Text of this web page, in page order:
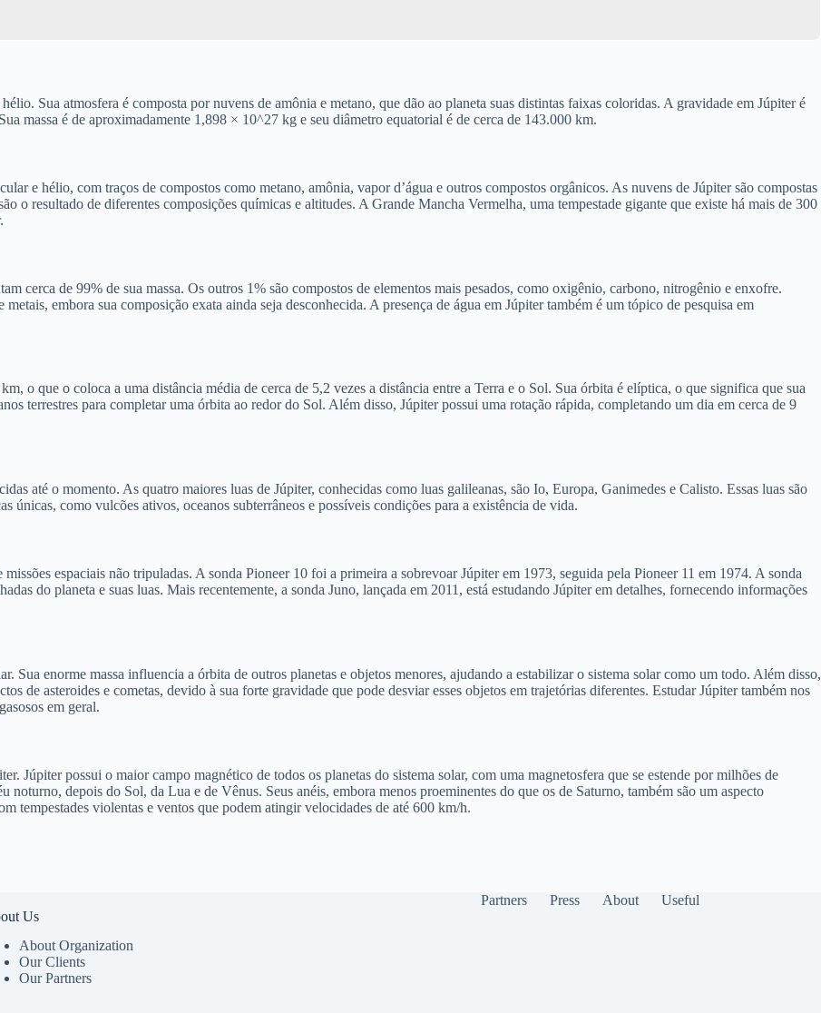
Sua atmosfera é composta por nuvens de amônia e metano, que dão ao planeta suas distintas faixas coloridas. A gravidade em Júpiter é
massa é de aproximadamente 1,898 × 10^27 kg e seu diâmetro equatorial é de cerca de 143.000 km.
e hélio, com traços de compostos como metano, amônia, vapor d’água e outros compostos orgânicos. As nuvens de Júpiter são compostas
o resultado de diferentes composições químicas e altitudes. A Grande Mancha Vermelha, uma tempestade gigante que existe há mais de 300
cerca de 99% de sua massa. Os outros 1% são compostos de elementos mais pesados, como oxigênio, carbono, nitrogênio e enxofre.
embora sua composição exata ainda seja desconhecida. A presença de água em Júpiter também é um tópico de pesquisa em
o que o coloca a uma distância média de cerca de 5,2 vezes a distância entre a Terra e o Sol. Sua órbita é elíptica, o que significa que sua
terrestres para completar uma órbita ao redor do Sol. Além disso, Júpiter possui uma rotação rápida, completando um dia em cerca de 9
até o momento. As quatro maiores luas de Júpiter, conhecidas como luas galileanas, são Io, Europa, Ganimedes e Calisto. Essas luas são
únicas, como vulcões ativos, oceanos subterrâneos e possíveis condições para a existência de vida.
espaciais não tripuladas. A sonda Pioneer 10 foi a primeira a sobrevoar Júpiter em 1973, seguida pela Pioneer 11 em 1974. A sonda
do planeta e suas luas. Mais recentemente, a sonda Juno, lançada em 2011, está estudando Júpiter em detalhes, fornecendo informações
Sua enorme massa influencia a órbita de outros planetas e objetos menores, ajudando a estabilizar o sistema solar como um todo. Além disso,
de asteroides e cometas, devido à sua forte gravidade que pode desviar esses objetos em trajetórias diferentes. Estudar Júpiter também nos
em geral.
Júpiter possui o maior campo magnético de todos os planetas do sistema solar, com uma magnetosfera que se estende por milhões de
depois do Sol, da Lua e de Vênus. Seus anéis, embora menos proeminentes do que os de Saturno, também são um aspecto
tempestades violentas e ventos que podem atingir velocidades de até 600 km/h.
Partners Press About Useful
Us
About Organization
Our Clients
Our Partners